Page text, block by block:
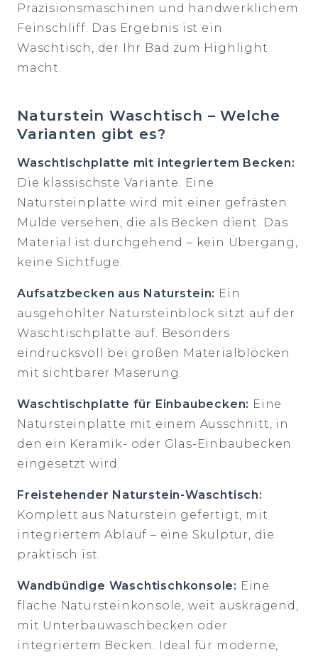
Präzisionsmaschinen und handwerklichem
Feinschliff. Das Ergebnis ist ein
Waschtisch, der Ihr Bad zum Highlight
macht.
Naturstein Waschtisch – Welche
Varianten gibt es?
Waschtischplatte mit integriertem Becken:
Die klassischste Variante. Eine
Natursteinplatte wird mit einer gefrästen
Mulde versehen, die als Becken dient. Das
Material ist durchgehend – kein Übergang,
keine Sichtfuge.
Aufsatzbecken aus Naturstein: Ein
ausgehöhlter Natursteinblock sitzt auf der
Waschtischplatte auf. Besonders
eindrucksvoll bei großen Materialblöcken
mit sichtbarer Maserung.
Waschtischplatte für Einbaubecken: Eine
Natursteinplatte mit einem Ausschnitt, in
den ein Keramik- oder Glas-Einbaubecken
eingesetzt wird.
Freistehender Naturstein-Waschtisch:
Komplett aus Naturstein gefertigt, mit
integriertem Ablauf – eine Skulptur, die
praktisch ist.
Wandbündige Waschtischkonsole: Eine
flache Natursteinkonsole, weit auskragend,
mit Unterbauwaschbecken oder
integriertem Becken. Ideal für moderne,